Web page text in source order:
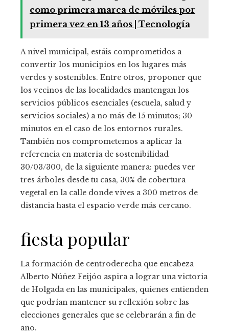
como primera marca de móviles por
primera vez en 13 años | Tecnología
A nivel municipal, estáis comprometidos a
convertir los municipios en los lugares más
verdes y sostenibles. Entre otros, proponer que
los vecinos de las localidades mantengan los
servicios públicos esenciales (escuela, salud y
servicios sociales) a no más de 15 minutos; 30
minutos en el caso de los entornos rurales.
También nos comprometemos a aplicar la
referencia en materia de sostenibilidad
30/03/300, de la siguiente manera: puedes ver
tres árboles desde tu casa, 30% de cobertura
vegetal en la calle donde vives a 300 metros de
distancia hasta el espacio verde más cercano.
fiesta popular
La formación de centroderecha que encabeza
Alberto Núñez Feijóo aspira a lograr una victoria
de Holgada en las municipales, quienes entienden
que podrían mantener su reflexión sobre las
elecciones generales que se celebrarán a fin de
año.